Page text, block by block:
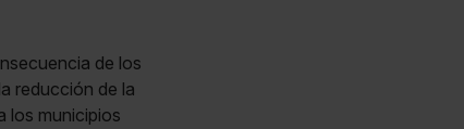
de los
reducción de la
los municipios